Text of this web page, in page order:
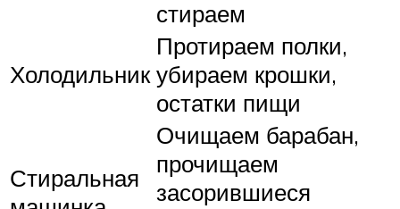
стираем
Холодильник
Протираем полки,
убираем крошки,
остатки пищи
Стиральная
Очищаем барабан,
прочищаем
засорившиеся